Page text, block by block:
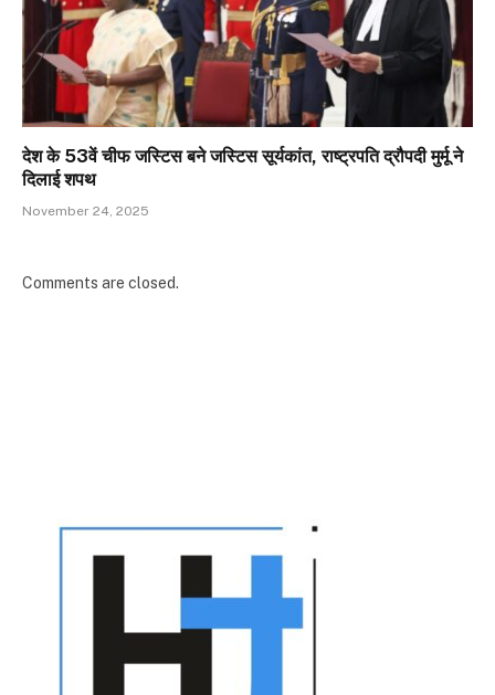
देश के 53वें चीफ जस्टिस बने जस्टिस सूर्यकांत, राष्ट्रपति द्रौपदी मुर्मू ने
दिलाई शपथ
November 24, 2025
Comments are closed.